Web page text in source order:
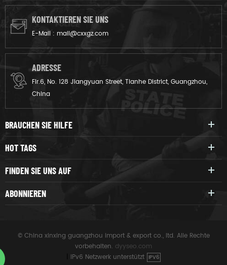
KONTAKTIEREN SIE UNS
E-Mail : mail@cxxgz.com
ADRESSE
Flr.6, No. 128 Jiangyuan Street, Tianhe District, Guangzhou,
China
BRAUCHEN SIE HILFE
HOT TAGS
FINDEN SIE UNS AUF
ABONNIEREN
© China xinxing guangzhou import & export co., ltd. Alle Rechte
vorbehalten. dyyseo.com
IPv6 Netzwerk unterstützt IPV6